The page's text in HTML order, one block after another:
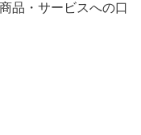
品・サービスへの口